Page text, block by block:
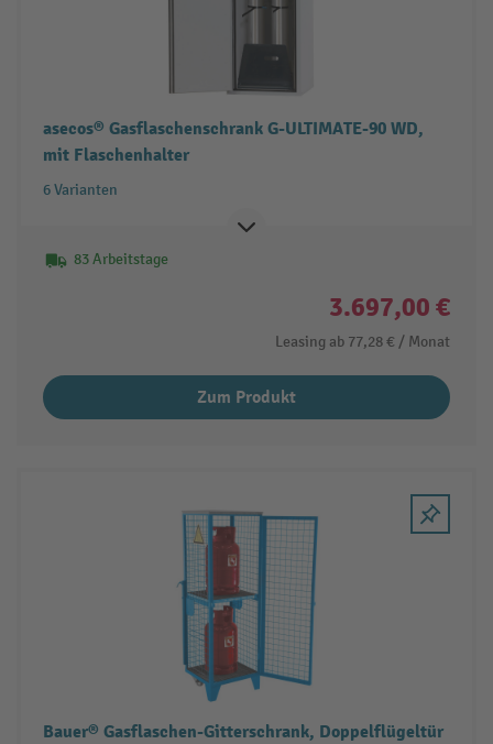
asecos® Gasflaschenschrank G-ULTIMATE-90 WD,
mit Flaschenhalter
6 Varianten
83 Arbeitstage
3.697,00 €
Leasing ab 77,28 € / Monat
Zum Produkt
Bauer® Gasflaschen-Gitterschrank, Doppelflügeltür